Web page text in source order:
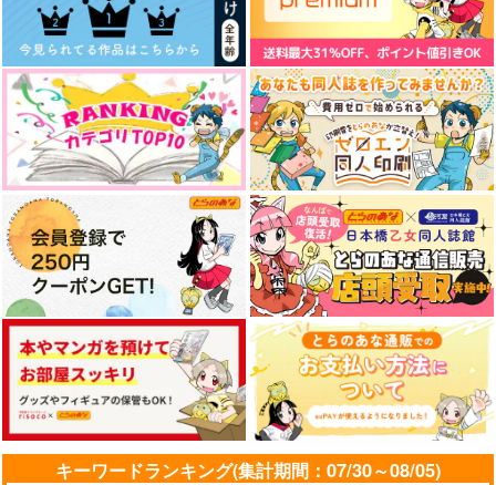
キーワードランキング(集計期間：07/30～08/05)